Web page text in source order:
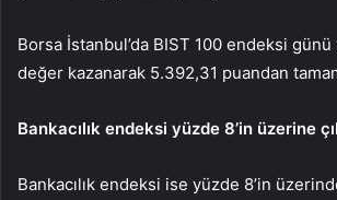
Borsa İstanbul’da BIST 100 endeksi
değer kazanarak 5.392,31 puandan
Bankacılık endeksi yüzde 8’in üzerine
Bankacılık endeksi ise yüzde 8’in